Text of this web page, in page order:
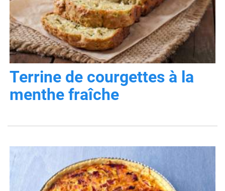
Terrine de courgettes à la
menthe fraîche